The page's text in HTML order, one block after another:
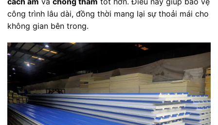
công trình lâu dài, đồng thời mang lại sự thoải mái cho
không gian bên trong.